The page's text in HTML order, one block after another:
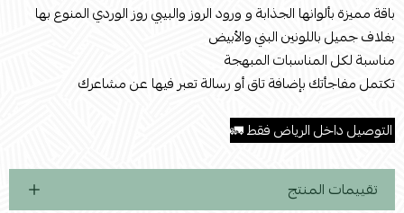
باقة مميزة بألوانها الجذابة و ورود الروز والبيبي روز الوردي المنوع بها
بغلاف جميل باللونين البني والأبيض
مناسبة لكل المناسبات المبهجة
تكتمل مفاجأتك بإضافة تاق أو رسالة تعبر فيها عن مشاعرك
التوصيل داخل الرياض فقط 🚛
تقييمات المنتج